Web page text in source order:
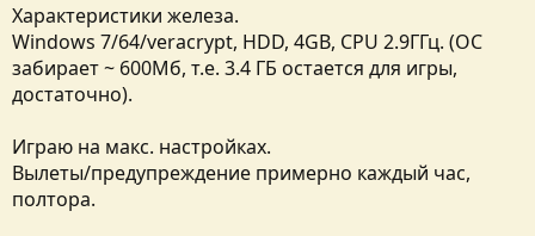
Характеристики железа.
Windows 7/64/veracrypt, HDD, 4GB, CPU 2.9ГГц. (ОС
забирает ~ 600Мб, т.е. 3.4 ГБ остается для игры,
достаточно).
Играю на макс. настройках.
Вылеты/предупреждение примерно каждый час,
полтора.